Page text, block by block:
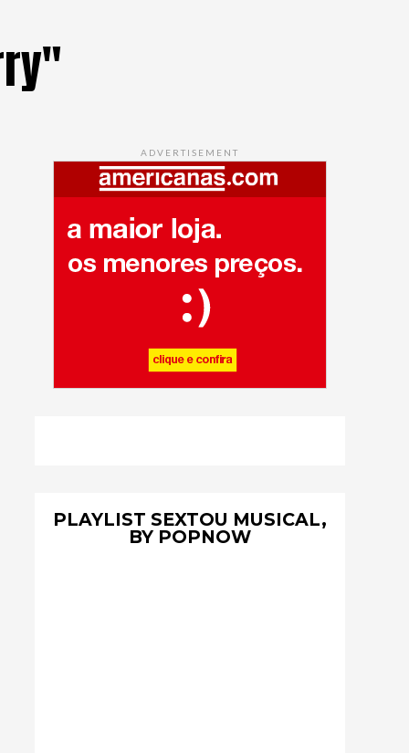
ADVERTISEMENT
PLAYLIST SEXTOU MUSICAL,
BY POPNOW